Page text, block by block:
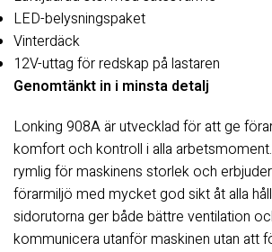
LED-belysningspaket
Vinterdäck
12V-uttag för redskap på lastaren
Genomtänkt in i minsta detalj
Lonking 908A är utvecklad för att ge
komfort och kontroll i alla
rymlig för maskinens storlek och
förarmiljö med mycket god sikt åt alla
sidorutorna ger både bättre ventilation
kommunicera utanför maskinen utan att